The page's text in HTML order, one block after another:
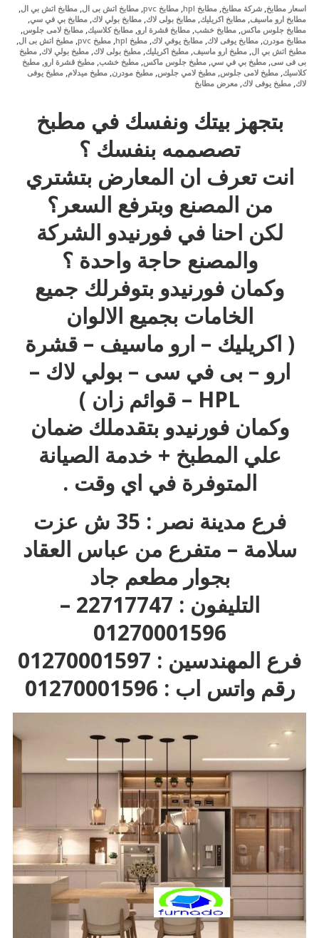
اسعار مطابخ, شركة مطابخ, مطابخ hpl , مطابخ pvc , مطابخ اتش بى ال, مطابخ اتش بي ال,
مطابخ ارو ماسيف, مطابخ اكريليك, مطابخ بولى لاك, مطابخ بولي لاك, مطابخ بي في سي,
مطابخ جلوس ماكس, مطابخ خشب, مطابخ قشرة ارو, مطابخ كلاسيك, مطابخ لامى جلوس,
مطابخ مودرن, مطابخ يوفى لاك, مطابخ يوفي لاك, مطبخ hpl , مطبخ pvc , مطبخ اتش بى ال,
مطبخ اتش بي ال, مطبخ ارو ماسيف, مطبخ اكريليك, مطبخ بولى لاك, مطبخ بولي لاك, مطبخ
بى فى سى, مطبخ بي في سي, مطبخ جلوس ماكس, مطبخ خشب, مطبخ قشرة ارو, مطبخ
كلاسيك, مطبخ لامى جلوس, مطبخ لامي جلوس, مطبخ مودرن, مطبخ ميدلام, مطبخ يوفى
لاك, مطبخ يوفى لاك, معرض مطابخ
بتجهز بيتك ونفسك في مطبخ
تصصممه بنفسك ؟
انت تعرف ان المعارض بتشتري
من المصنع وبترفع السعر؟
لكن احنا في فورنيدو الشركة
والمصنع حاجة واحدة ؟
وكمان فورنيدو بتوفرلك جميع
الخامات بجميع الالوان
( اكريليك – ارو ماسيف – قشرة
ارو – بى في سى – بولي لاك –
HPL – قوائم زان )
وكمان فورنيدو بتقدملك ضمان
علي المطبخ + خدمة الصيانة
المتوفرة في اي وقت .
فرع مدينة نصر : 35 ش عزت
سلامة – متفرع من عباس العقاد
بجوار مطعم جاد
التليفون : 22717747 –
01270001596
فرع المهندسين : 01270001597
رقم واتس اب : 01270001596